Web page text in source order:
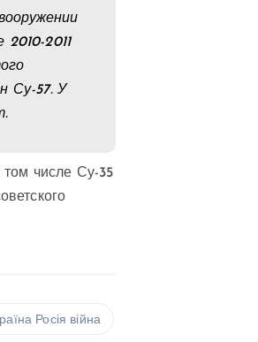
2011
Су-57. У
числе Су-35
Росія війна